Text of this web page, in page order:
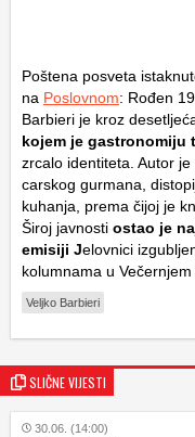
Poštena posveta
na Poslovnom: Rođen
Barbieri je kroz
kojem je gastronomiju
zrcalo identiteta. Autor
carskog gurmana ,
kuhanja, prema čijoj je
Široj javnosti ostao je
emisiji Jelovnici
kolumnama u Večernjem
Veljko Barbieri
SLIČNE VIJESTI
30.06. (14:00)